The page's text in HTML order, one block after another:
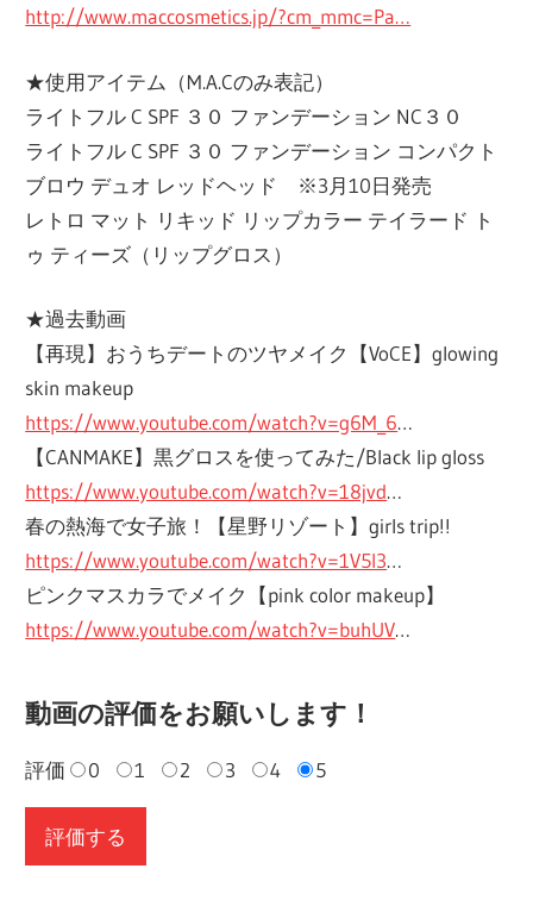
http://www.maccosmetics.jp/?cm_mmc=Pa…
★使用アイテム（M.A.Cのみ表記）
ライトフル C SPF ３０ ファンデーション NC３０
ライトフル C SPF ３０ ファンデーション コンパクト
ブロウ デュオ レッドヘッド ※3月10日発売
レトロ マット リキッド リップカラー テイラード ト
ゥ ティーズ（リップグロス）
★過去動画
【再現】おうちデートのツヤメイク【VoCE】glowing
skin makeup
https://www.youtube.com/watch?v=g6M_6…
【CANMAKE】黒グロスを使ってみた/Black lip gloss
https://www.youtube.com/watch?v=18jvd…
春の熱海で女子旅！【星野リゾート】girls trip!!
https://www.youtube.com/watch?v=1V5I3…
ピンクマスカラでメイク【pink color makeup】
https://www.youtube.com/watch?v=buhUV…
動画の評価をお願いします！
評価 0 1 2 3 4 5